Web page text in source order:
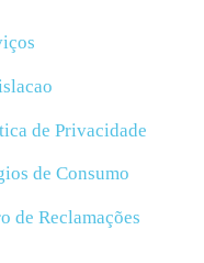
de Privacidade
de Consumo
de Reclamações